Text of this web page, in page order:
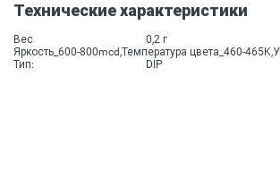
Технические характеристики
Вес
0,2 г
Яркость_600-800mcd,Температура цвета_460-
Тип:
DIP